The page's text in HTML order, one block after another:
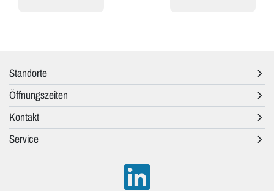
Standorte
Öffnungszeiten
Kontakt
Service